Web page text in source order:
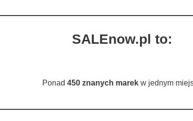
SALEnow.pl to:
Ponad 450 znanych marekw jednym